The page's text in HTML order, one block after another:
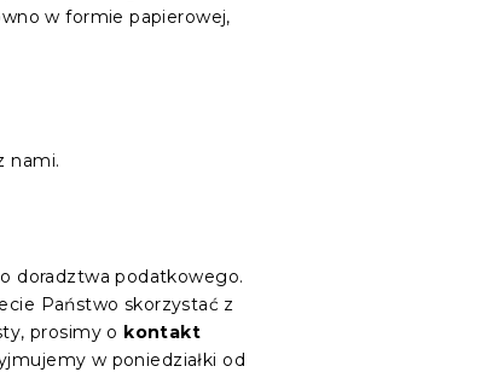
w formie papierowej,
nami.
doradztwa podatkowego.
Państwo skorzystać z
prosimy o kontakt
w poniedziałki od